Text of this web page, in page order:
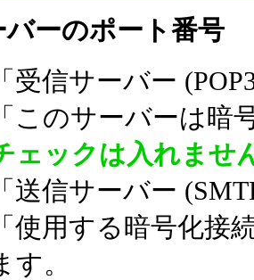
バーのポート番号
「受信サーバー
「このサーバーは暗
ェックは入れませ
「送信サーバー
「使用する暗号化接
す。